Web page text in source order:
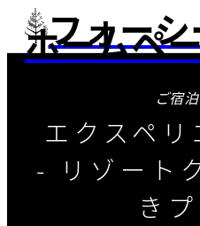
フォー
ホームペ
ご宿
エクスペ
- リゾート
き